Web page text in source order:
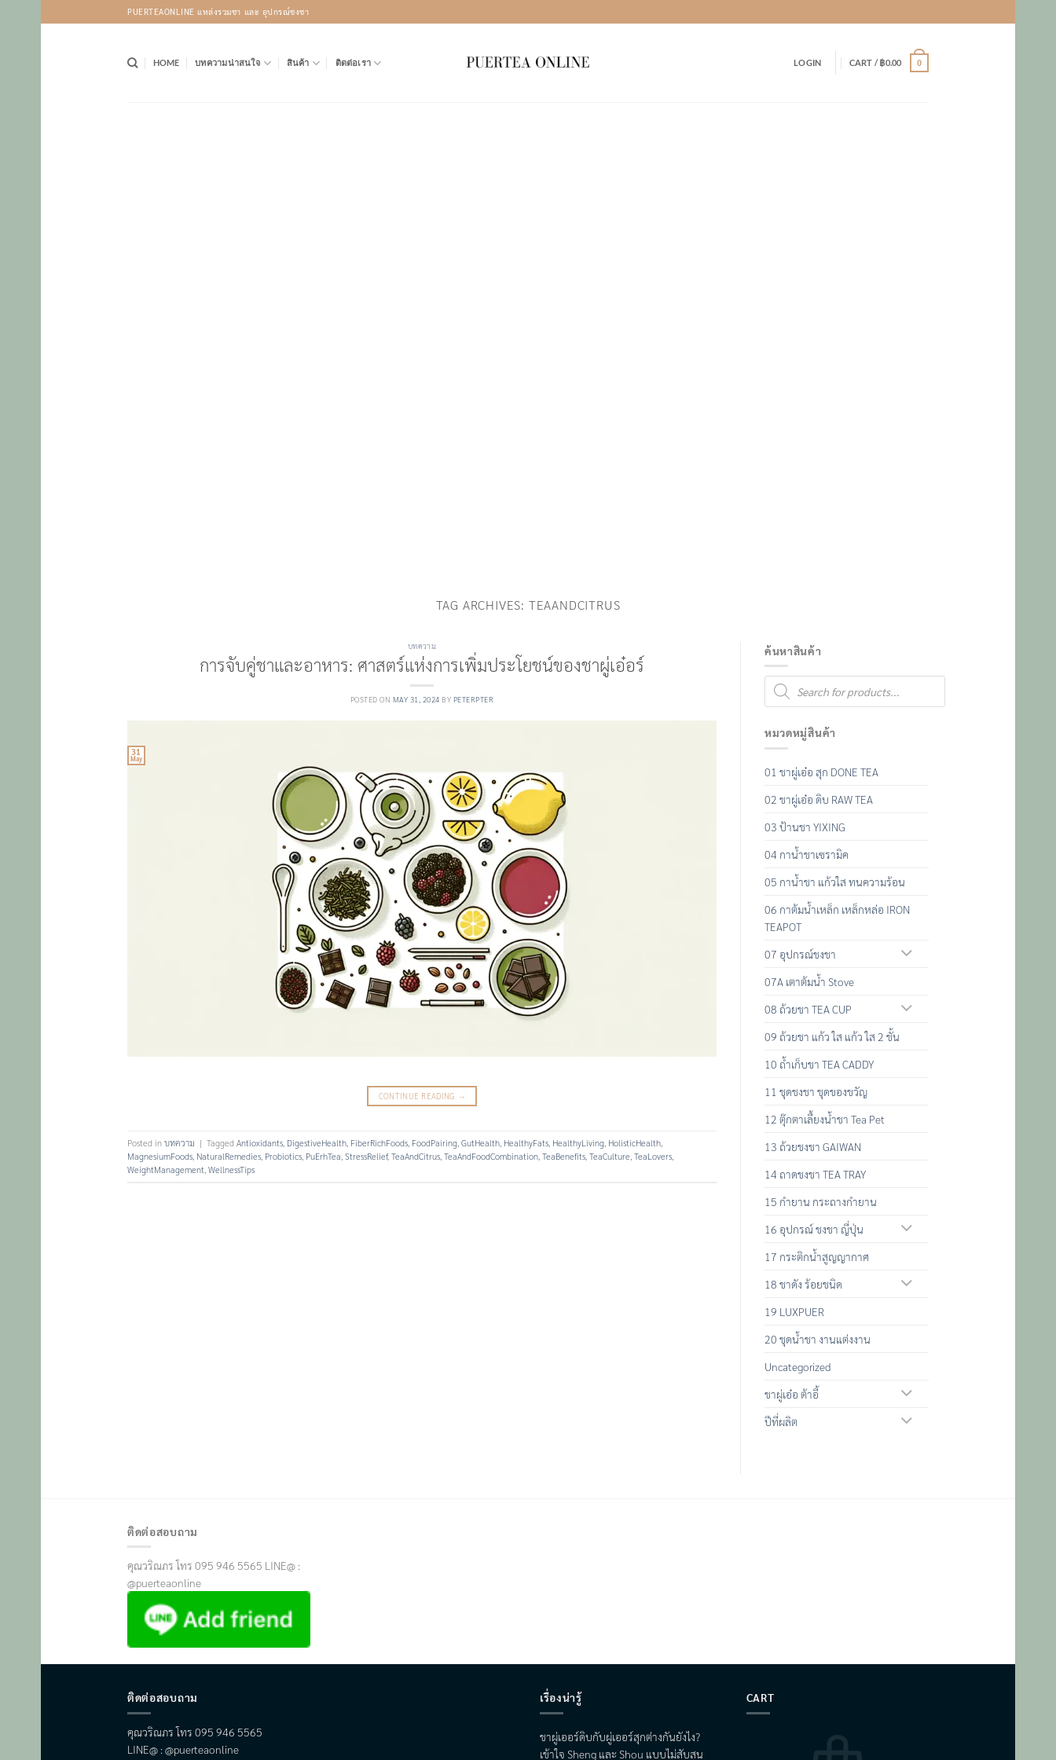
to
PUERTEAONLINE แหล่งรวมชา และ อุปกรณ์ชงชา
HOME บทความน่าสนใจ สินค้า ติดต่อเรา LOGIN CART /฿0.00 0
TAG ARCHIVES: TEAANDCITRUS
บทความ
การจับคู่ชาและอาหาร: ศาสตร์แห่งการเพิ่มประโยชน์ของชาผู่เอ๋อร์
POSTED ON MAY 31, 2024 BY PETERPTER
31
May
CONTINUE READING →
Posted in บทความ | Tagged Antioxidants DigestiveHealth FiberRichFoods FoodPairing GutHealth HealthyFats HealthyLiving HolisticHealth
MagnesiumFoods NaturalRemedies Probiotics PuErhTea StressRelief, TeaAndCitrus TeaAndFoodCombination TeaBenefits TeaCulture TeaLovers
WeightManagement WellnessTips
ค้นหาสินค้า
Products
search
หมวดหมู่สินค้า
01 ชาผู่เอ๋อ สุก DONE TEA
02 ชาผู่เอ๋อ ดิบ RAW TEA
03 ป้านชา YIXING
04 กาน้ำชาเซรามิค
05 กาน้ำชา แก้วใส ทนความร้อน
06 กาต้มน้ำเหล็ก เหล็กหล่อ IRON
TEAPOT
07 อุปกรณ์ชงชา
07A เตาต้มน้ำ Stove
08 ถ้วยชา TEA CUP
09 ถ้วยชา แก้ว ใส แก้ว ใส 2 ชั้น
10 ถ้ำเก็บชา TEA CADDY
11 ชุดชงชา ชุดของขวัญ
12 ตุ๊กตาเลื้ยงน้ำชา Tea Pet
13 ถ้วยชงชา GAIWAN
14 ถาดชงชา TEA TRAY
15 กำยาน กระถางกำยาน
16 อุปกรณ์ ชงชา ญี่ปุ่น
17 กระติกน้ำสูญญากาศ
18 ชาดัง ร้อยชนิด
19 LUXPUER
20 ชุดน้ำชา งานแต่งงาน
Uncategorized
ชาผู่เอ๋อ ต้าอี้
ปีที่ผลิต
ติดต่อสอบถาม
คุณวริณภร โทร 095 946 5565 LINE@ :
@puerteaonline
ติดต่อสอบถาม
คุณวริณภร โทร 095 946 5565
LINE@ : @puerteaonline
เรื่องน่ารู้
ชาผู่เออร์ดิบกับผู่เออร์สุกต่างกันยังไง?
เข้าใจ Sheng และ Shou แบบไม่สับสน
CART